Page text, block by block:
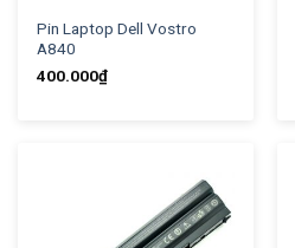
Pin Laptop Dell Vostro
A840
400.000₫